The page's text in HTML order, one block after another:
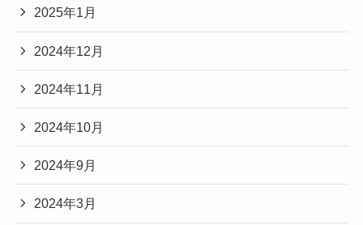
2025年1月
2024年12月
2024年11月
2024年10月
2024年9月
2024年3月